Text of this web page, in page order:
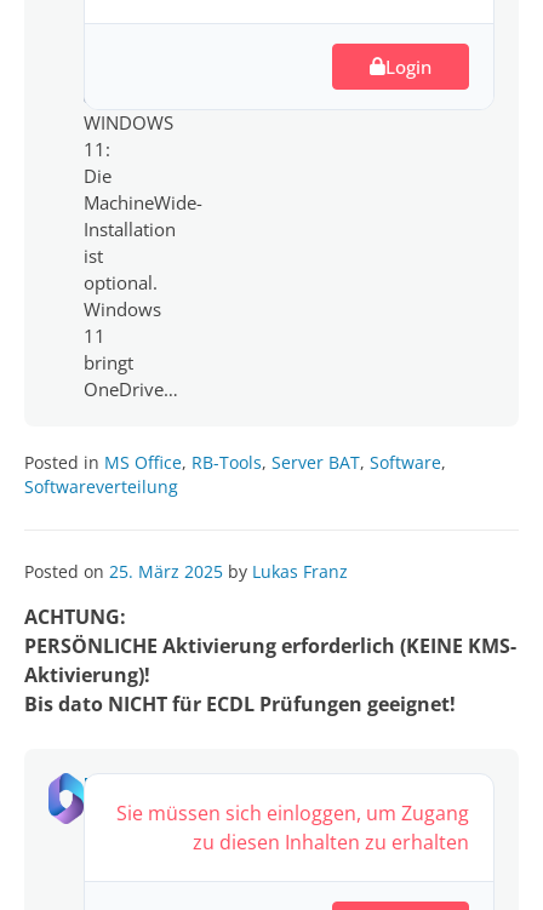
MB
downloads
WINDOWS
11:
Die
MachineWide-
Installation
ist
optional.
Windows
11
bringt
OneDrive…
Login
Posted in MS Office, RB-Tools, Server BAT, Software,
Softwareverteilung
Posted on 25. März 2025 by Lukas Franz
ACHTUNG:
PERSÖNLICHE Aktivierung erforderlich (KEINE KMS-
Aktivierung)!
Bis dato NICHT für ECDL Prüfungen geeignet!
MS365
Apps,Sie müssen sich einloggen, um Zugang
zu diesen Inhalten zu erhalten